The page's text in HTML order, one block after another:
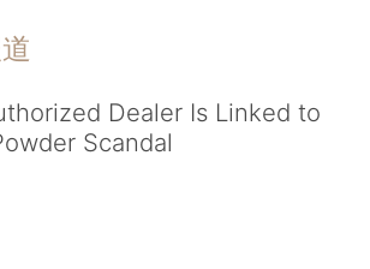
Dealer Is Linked to
Scandal